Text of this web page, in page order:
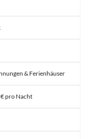
& Ferienhäuser
pro Nacht